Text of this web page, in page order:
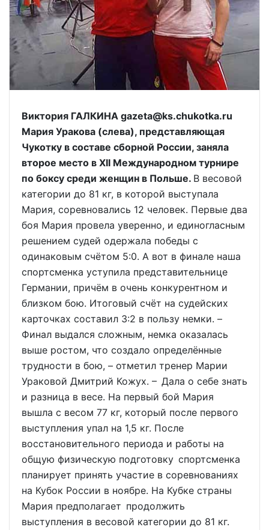
Виктория ГАЛКИНА gazeta@ks.chukotka.ru
Мария Уракова (слева), представляющая
Чукотку в составе сборной России, заняла
второе место в XII Международном турнире
по боксу среди женщин в Польше. В весовой
категории до 81 кг, в которой выступала
Мария, соревновались 12 человек. Первые два
боя Мария провела уверенно, и единогласным
решением судей одержала победы с
одинаковым счётом 5:0. А вот в финале наша
спортсменка уступила представительнице
Германии, причём в очень конкурентном и
близком бою. Итоговый счёт на судейских
карточках составил 3:2 в пользу немки. –
Финал выдался сложным, немка оказалась
выше ростом, что создало определённые
трудности в бою, – отметил тренер Марии
Ураковой Дмитрий Кожух. – Дала о себе знать
и разница в весе. На первый бой Мария
вышла с весом 77 кг, который после первого
выступления упал на 1,5 кг. После
восстановительного периода и работы на
общую физическую подготовку спортсменка
планирует принять участие в соревнованиях
на Кубок России в ноябре. На Кубке страны
Мария предполагает продолжить
выступления в весовой категории до 81 кг.